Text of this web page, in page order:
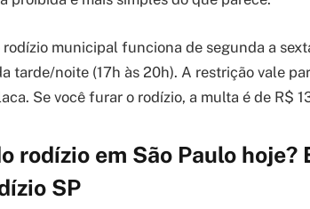
municipal funciona de segunda a
tarde/noite (17h às 20h). A restrição vale
Se você furar o rodízio, a multa é de R$
rodízio em São Paulo hoje?
SP